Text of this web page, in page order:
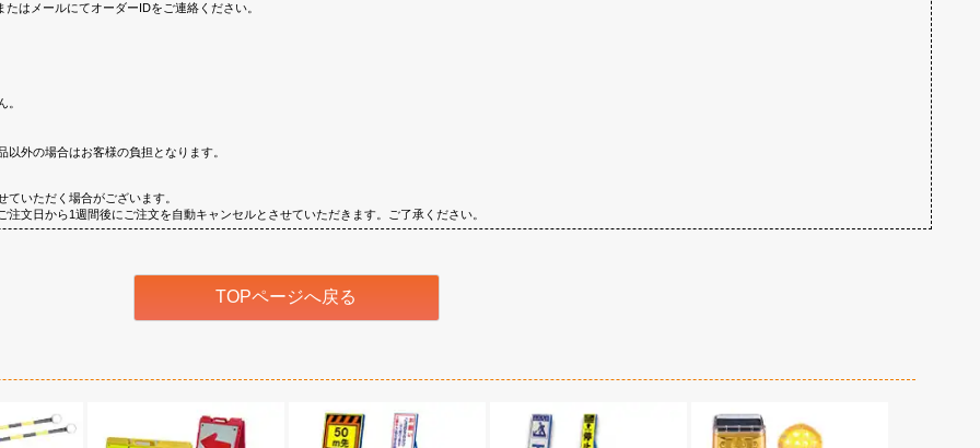
はメールにてオーダーIDをご連絡ください。
。
外の場合はお客様の負担となります。
いただく場合がございます。
文日から1週間後にご注文を自動キャンセルとさせていただきます。ご了承ください。
TOPページへ戻る